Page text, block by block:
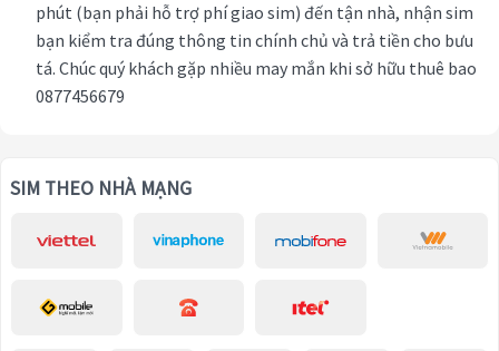
phút (bạn phải hỗ trợ phí giao sim) đến tận nhà, nhận sim
bạn kiểm tra đúng thông tin chính chủ và trả tiền cho bưu
tá. Chúc quý khách gặp nhiều may mắn khi sở hữu thuê bao
0877456679
SIM THEO NHÀ MẠNG